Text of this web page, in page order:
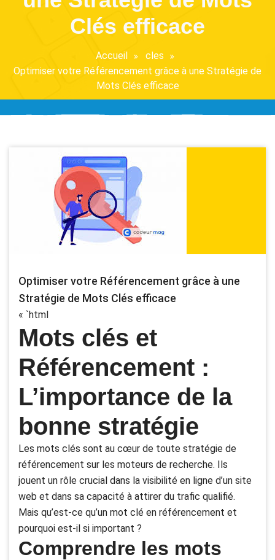
Clés efficace
Accueil
cles
Optimiser votre Référencement grâce à une Stratégie de
Mots Clés efficace
Optimiser votre Référencement grâce à une
Stratégie de Mots Clés efficace
« `html
Mots clés et
Référencement :
L’importance de la
bonne stratégie
Les mots clés sont au cœur de toute stratégie de
référencement sur les moteurs de recherche. Ils
jouent un rôle crucial dans la visibilité en ligne d’un site
web et dans sa capacité à attirer du trafic qualifié.
Mais qu’est-ce qu’un mot clé en référencement et
pourquoi est-il si important ?
Comprendre les mots